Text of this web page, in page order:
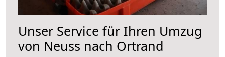
Unser Service für Ihren Umzug
von Neuss nach Ortrand